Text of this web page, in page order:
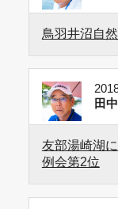
鳥羽井沼自
田
友部湯崎湖
例会第2位